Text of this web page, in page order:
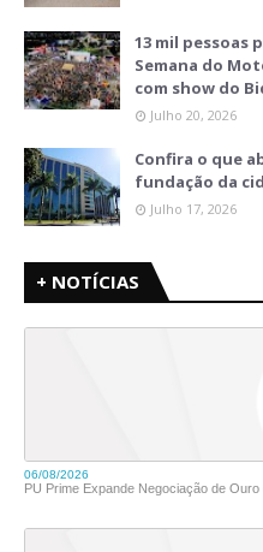
13 mil pessoas
Semana do
com show do
Julho 20, 2026
Confira o que
fundação da
Julho 17, 2026
+ NOTÍCIAS